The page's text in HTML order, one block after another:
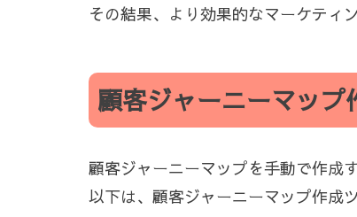
その結果、より効果的なマーケティ
顧客ジャーニーマップ
顧客ジャーニーマップを手動で作成
以下は、顧客ジャーニーマップ作成